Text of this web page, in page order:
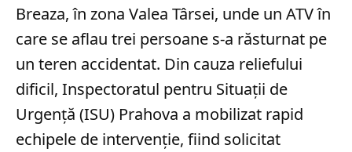
Breaza, în zona Valea Târsei, unde un ATV în
care se aflau trei persoane s-a răsturnat pe
un teren accidentat. Din cauza reliefului
dificil, Inspectoratul pentru Situații de
Urgență (ISU) Prahova a mobilizat rapid
echipele de intervenție, fiind solicitat